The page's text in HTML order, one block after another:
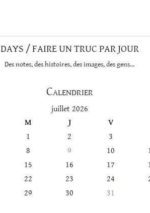
DAYS / FAIRE UN TRUC PAR JOUR
Des notes, des histoires, des images, des gens…
Calendrier
juillet 2026
M J
V
1
2
3
8 9 10
15 16 17
22 23 24
29 30 31